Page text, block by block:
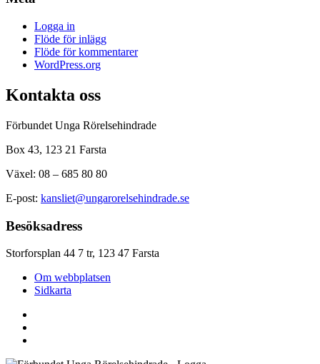
Logga in
Flöde för inlägg
Flöde för kommentarer
WordPress.org
Kontakta oss
Förbundet Unga Rörelsehindrade
Box 43, 123 21 Farsta
Växel: 08 – 685 80 80
E-post: kansliet@ungarorelsehindrade.se
Besöksadress
Storforsplan 44 7 tr, 123 47 Farsta
Om webbplatsen
Sidkarta